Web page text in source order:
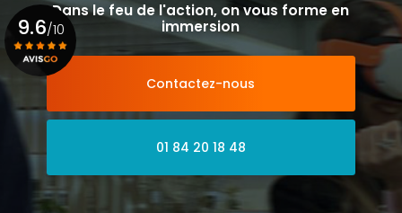
Dans le feu de l'action, on vous forme en
immersion
Contactez-nous
01 84 20 18 48
9.6/10
Voir le certificat